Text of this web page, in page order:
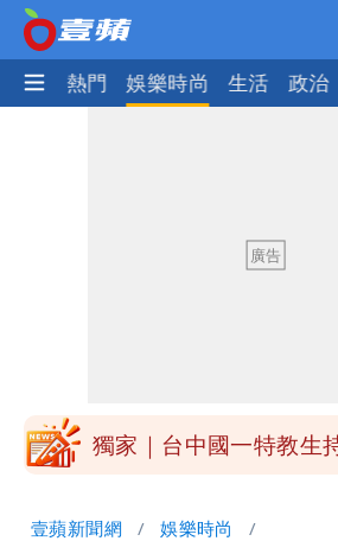
焦點 熱門 娛樂時尚 生活 政治
高希均辭世享耆壽90
布 陸警可能相對低
獨家｜台中國一特教
壹蘋新聞網 娛樂時尚